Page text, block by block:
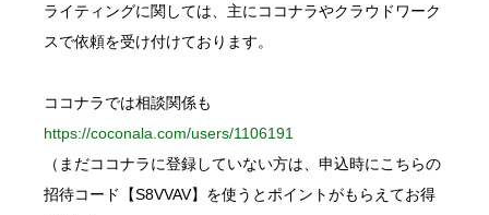
ライティングに関しては、主にココナラやクラウドワーク
スで依頼を受け付けております。
ココナラでは相談関係も
https://coconala.com/users/1106191
（まだココナラに登録していない方は、申込時にこちらの
招待コード【S8VVAV】を使うとポイントがもらえてお得